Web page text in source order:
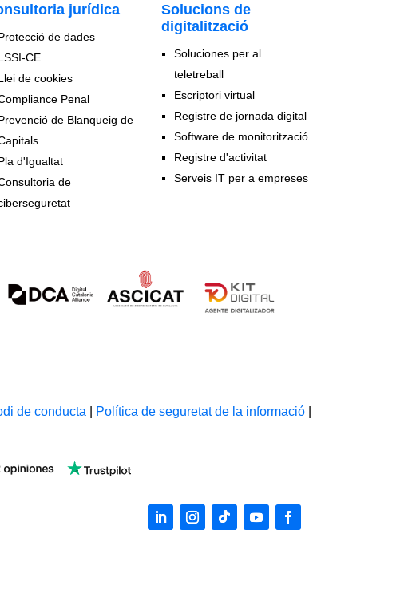
jurídica
de dades
CE
de cookies
Penal
de Blanqueig de
d'Igualtat
de
Solucions de
digitalització
Soluciones per al
teletreball
Escriptori virtual
Registre de jornada digital
Software de monitorització
Registre d'activitat
Serveis IT per a empreses
de conducta Política de seguretat de la informació|